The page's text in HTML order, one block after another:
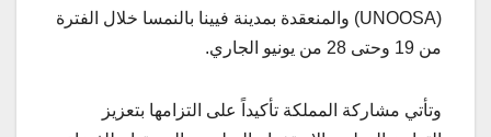
(UNOOSA) والمنعقدة بمدينة فيينا بالنمسا خلال الفترة
من 19 وحتى 28 من يونيو الجاري.
وتأتي مشاركة المملكة تأكيداً على التزامها بتعزيز